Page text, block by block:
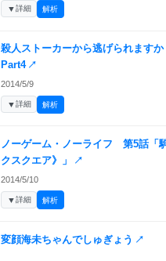
▼詳細 解析
殺人ストーカーから逃げられます
Part4 ↗
2014/5/9
▼詳細 解析
ノーゲーム・ノーライフ 第5話「
クスクエア》」
↗
2014/5/10
▼詳細 解析
変顔海未ちゃんでしゅぎょう ↗